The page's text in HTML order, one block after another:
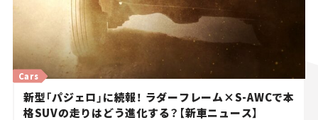
新型「パジェロ」に続報！ ラダーフレーム×S-AWCで本
格SUVの走りはどう進化する？【新車ニュース】
Cars